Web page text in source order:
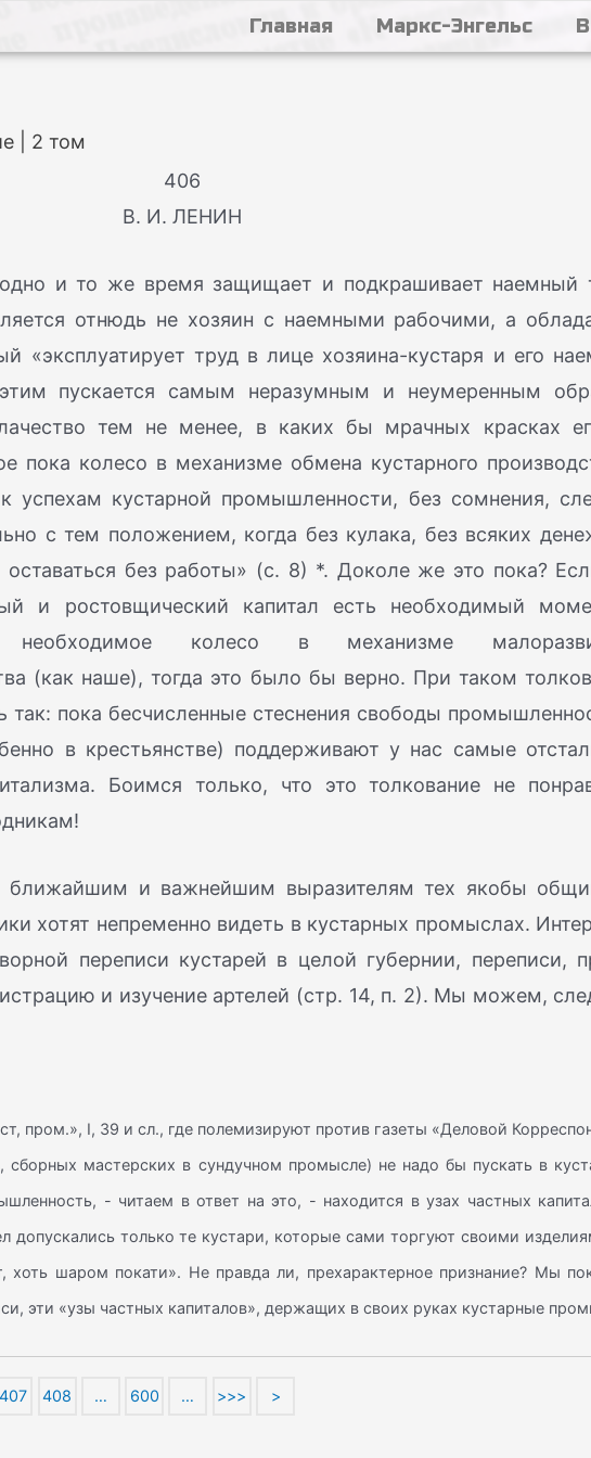
Главная Маркс-Энгельс
| 2 том
406
В. И. ЛЕНИН
и то же время защищает и подкрашивает наемный
отнюдь не хозяин с наемными рабочими, а
«эксплуатирует труд в лице хозяина-кустаря и его
пускается самым неразумным и неумеренным
тем не менее, в каких бы мрачных красках
пока колесо в механизме обмена кустарного
успехам кустарной промышленности, без сомнения,
с тем положением, когда без кулака, без всяких
оставаться без работы» (с. 8) *. Доколе же это пока?
и ростовщический капитал есть необходимый
необходимое колесо в механизме
(как наше), тогда это было бы верно. При таком
так: пока бесчисленные стеснения свободы
в крестьянстве) поддерживают у нас самые
Боимся только, что это толкование не
ближайшим и важнейшим выразителям тех якобы
хотят непременно видеть в кустарных промыслах.
переписи кустарей в целой губернии, переписи,
и изучение артелей (стр. 14, п. 2). Мы можем,
пром.», I, 39 и сл., где полемизируют против газеты «Деловой
сборных мастерских в сундучном промысле) не надо бы пускать в
- читаем в ответ на это, - находится в узах частных
допускались только те кустари, которые сами торгуют своими
хоть шаром покати». Не правда ли, прехарактерное признание? Мы
эти «узы частных капиталов», держащих в своих руках кустарные
407 408 … 600 … >>> >